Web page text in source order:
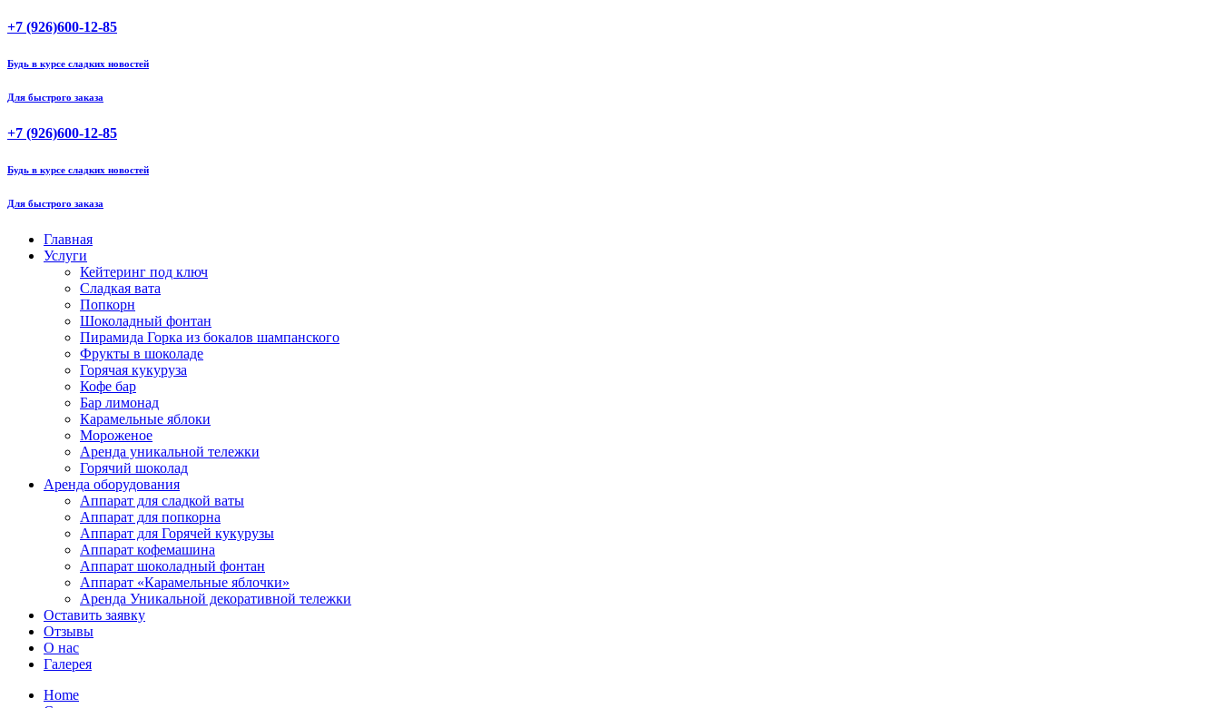
+7 (926)600-12-85
Будь в курсе сладких новостей
Для быстрого заказа
+7 (926)600-12-85
Будь в курсе сладких новостей
Для быстрого заказа
Главная
Услуги
Кейтеринг под ключ
Сладкая вата
Попкорн
Шоколадный фонтан
Пирамида Горка из бокалов шампанского
Фрукты в шоколаде
Горячая кукуруза
Кофе бар
Бар лимонад
Карамельные яблоки
Мороженое
Аренда уникальной тележки
Горячий шоколад
Аренда оборудования
Аппарат для сладкой ваты
Аппарат для попкорна
Аппарат для Горячей кукурузы
Аппарат кофемашина
Аппарат шоколадный фонтан
Аппарат «Карамельные яблочки»
Аренда Уникальной декоративной тележки
Оставить заявку
Отзывы
О нас
Галерея
Home